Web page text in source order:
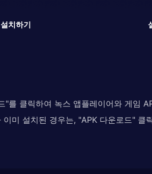
치하기
"를 클릭하여 녹스 앱플레이어와 게임
미 설치된 경우는, "APK 다운로드"